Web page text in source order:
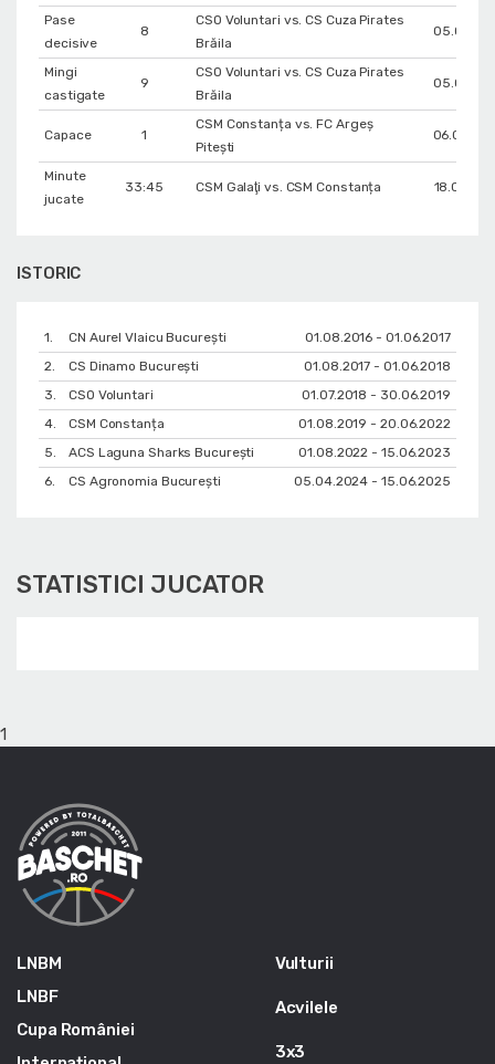
Pase
decisive
8
CSO Voluntari vs. CS Cuza Pirates
Brăila
Mingi
castigate
9
CSO Voluntari vs. CS Cuza Pirates
Brăila
Capace 1
CSM Constanța vs. FC Argeș
Pitești
Minute
jucate
33:45 CSM Galaţi vs. CSM Constanța
ISTORIC
1. CN Aurel Vlaicu Bucureşti
01.08.2016 - 01.06.2017
2.
CS Dinamo Bucureşti
01.08.2017 - 01.06.2018
3.
CSO Voluntari
01.07.2018 - 30.06.2019
4.
CSM Constanța
01.08.2019 - 20.06.2022
5.
ACS Laguna Sharks București
01.08.2022 - 15.06.2023
6.
CS Agronomia București 05.04.2024 - 15.06.2025
STATISTICI JUCATOR
1
LNBM
LNBF
Cupa României
Vulturii
Acvilele
3x3